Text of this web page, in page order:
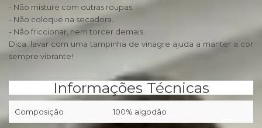
- Não misture com outras roupas.
- Não coloque na secadora.
- Não friccionar, nem torcer demais.
Dica: lavar com uma tampinha de vinagre ajuda a manter a cor
sempre vibrante!
Informações Técnicas
Composição 100% algodão